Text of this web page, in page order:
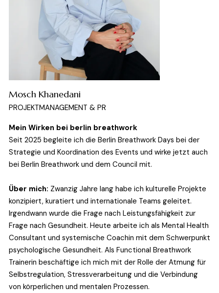
Mosch Khanedani
PROJEKTMANAGEMENT & PR
Mein Wirken bei berlin breathwork
Seit 2025 begleite ich die Berlin Breathwork Days bei der
Strategie und Koordination des Events und wirke jetzt auch
bei Berlin Breathwork und dem Council mit.
Über mich: Zwanzig Jahre lang habe ich kulturelle Projekte
konzipiert, kuratiert und internationale Teams geleitet.
Irgendwann wurde die Frage nach Leistungsfähigkeit zur
Frage nach Gesundheit. Heute arbeite ich als Mental Health
Consultant und systemische Coachin mit dem Schwerpunkt
psychologische Gesundheit. Als Functional Breathwork
Trainerin beschäftige ich mich mit der Rolle der Atmung für
Selbstregulation, Stressverarbeitung und die Verbindung
von körperlichen und mentalen Prozessen.